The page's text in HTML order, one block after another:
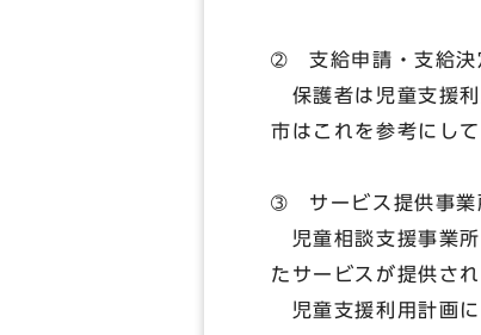
➁ 支給申請・支給決
保護者は児童支援利
市はこれを参考にし
➂ サービス提供事
児童相談支援事業所
たサービスが提供さ
児童支援利用計画に